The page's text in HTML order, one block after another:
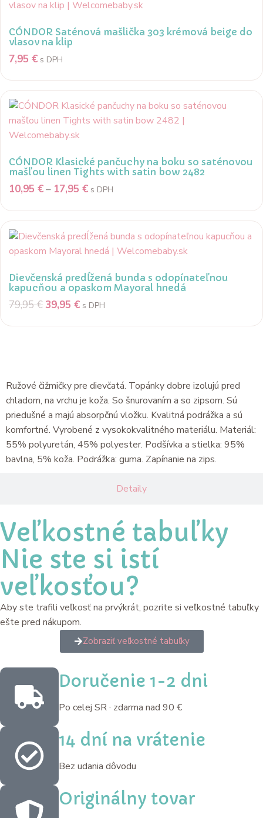
CÓNDOR Saténová mašlička 303 krémová beige do
vlasov na klip
7,95 € s DPH
CÓNDOR Klasické pančuchy na boku so saténovou
mašľou linen Tights with satin bow 2482
10,95 €– 17,95 € s DPH
Dievčenská predĺžená bunda s odopínateľnou
kapucňou a opaskom Mayoral hnedá
79,95€ 39,95 € s DPH
Detaily
Ružové čižmičky pre dievčatá. Topánky dobre izolujú pred
chladom, na vrchu je koža. So šnurovaním a so zipsom. Sú
priedušné a majú absorpčnú vložku. Kvalitná podrážka a sú
komfortné. Vyrobené z vysokokvalitného materiálu. Materiál:
55% polyuretán, 45% polyester. Podšívka a stielka: 95%
bavlna, 5% koža. Podrážka: guma. Zapínanie na zips.
Veľkostné tabuľky
Nie ste si istí
veľkosťou?
Aby ste trafili veľkosť na prvýkrát, pozrite si veľkostné tabuľky
ešte pred nákupom.
Zobraziť veľkostné tabuľky
Doručenie 1-2 dni
Po celej SR · zdarma nad 90 €
14 dní na vrátenie
Bez udania dôvodu
Originálny tovar